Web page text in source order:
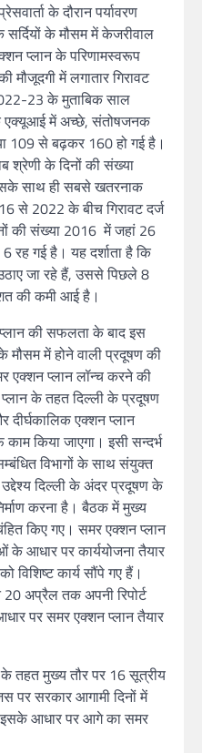
के दौरान पर्यावरण
सर्दियों के मौसम में केजरीवाल
प्लान के परिणामस्वरूप
मौजूदगी में लगातार गिरावट
23 के मुताबिक साल
एक्यूआई में अच्छे, संतोषजनक
109 से बढ़कर 160 हो गई है।
श्रेणी के दिनों की संख्या
साथ ही सबसे खतरनाक
से 2022 के बीच गिरावट दर्ज
की संख्या 2016 में जहां 26
गई है। यह दर्शाता है कि
जा रहे हैं, उससे पिछले 8
की कमी आई है।
की सफलता के बाद इस
मौसम में होने वाली प्रदूषण की
एक्शन प्लान लॉन्च करने की
के तहत दिल्ली के प्रदूषण
एक्शन प्लान
किया जाएगा। इसी सन्दर्भ
विभागों के साथ संयुक्त
दिल्ली के अंदर प्रदूषण के
करना है। बैठक में मुख्य
किए गए। समर एक्शन प्लान
के आधार पर कार्ययोजना तैयार
कार्य सौंपे गए हैं।
20 अप्रैल तक अपनी रिपोर्ट
पर समर एक्शन प्लान तैयार
तहत मुख्य तौर पर 16 सूत्रीय
पर सरकार आगामी दिनों में
आधार पर आगे का समर